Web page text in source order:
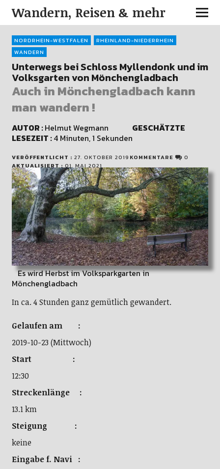
Wandern, Reisen & mehr
NORDRHEIN-WESTFALEN
RHEINLAND-NIEDERRHEIN
WANDERN
Unterwegs bei Schloss Myllendonk und im
Volksgarten von Mönchengladbach
Auch in Mönchengladbach kann
man wandern !
AUTOR :Helmut Wegmann GESCHÄTZTE
LESEZEIT :4 Minuten, 1 Sekunden
VERÖFFENTLICHT : 27. OKTOBER 2019 KOMMENTARE
0
AKTUALISIERT : 01. MAI 2021
Es wird Herbst im Volksparkgarten in
Mönchengladbach
In ca. 4 Stunden ganz gemütlich gewandert.
Gelaufen am :
2019-10-23 (Mittwoch)
Start :
12:30
Streckenlänge :
13.1 km
Steigung :
keine
Eingabe f. Navi :